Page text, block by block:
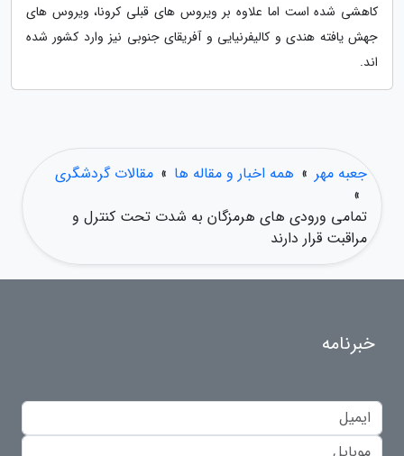
کاهشی شده است اما علاوه بر ویروس های قبلی کرونا، ویروس های
جهش یافته هندی و کالیفرنیایی و آفریقای جنوبی نیز وارد کشور شده
اند.
جعبه مهر » همه اخبار و مقاله ها » مقالات گردشگری
»
تمامی ورودی های هرمزگان به شدت تحت کنترل و
مراقبت قرار دارند
خبرنامه